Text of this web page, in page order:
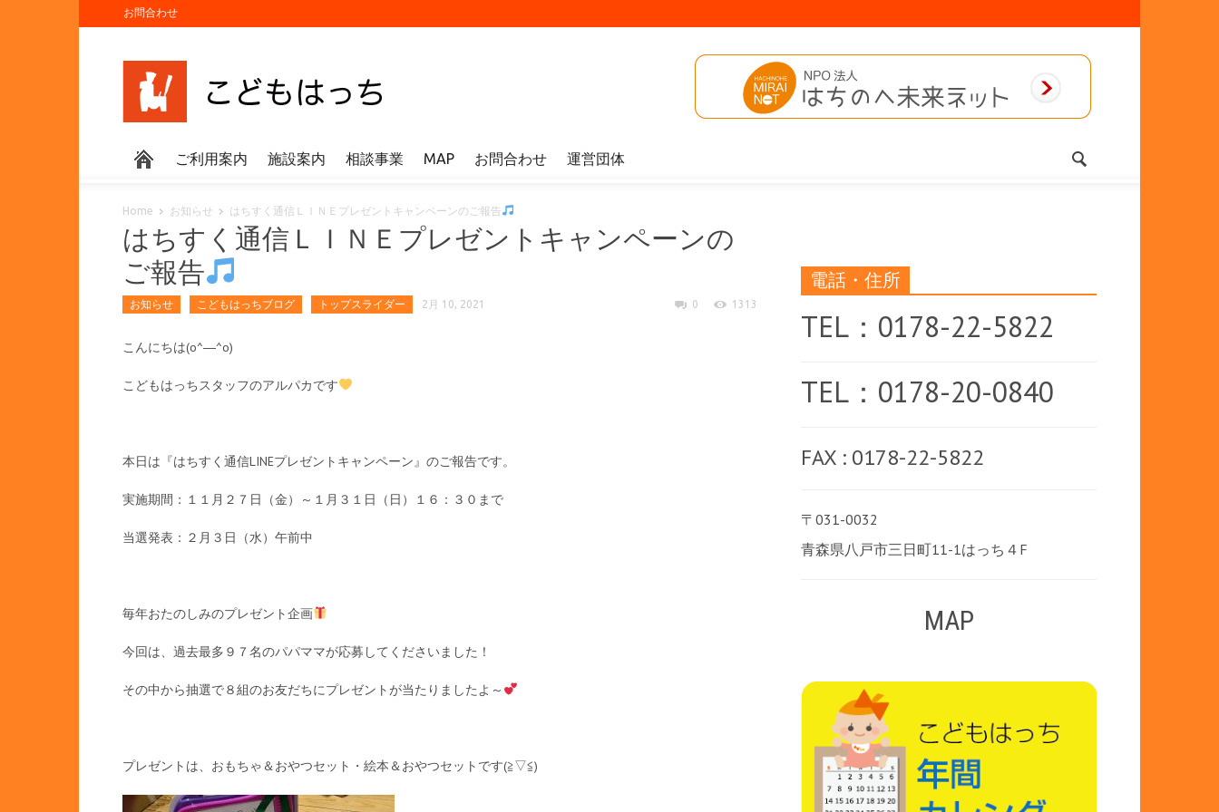
お問合わせ
ご利用案内 施設案内 相談事業 MAP お問合わせ 運営団体
Home お知らせ はちすく通信ＬＩＮＥプレゼントキャンペーンのご報告
はちすく通信ＬＩＮＥプレゼントキャンペーンの
ご報告
お知らせ こどもはっちブログ トップスライダー 2月 10, 2021 0 1313
こんにちは(o^―^o)
こどもはっちスタッフのアルパカです
本日は『はちすく通信LINEプレゼントキャンペーン』のご報告です。
実施期間：１１月２７日（金）～１月３１日（日）１６：３０まで
当選発表：２月３日（水）午前中
毎年おたのしみのプレゼント企画
今回は、過去最多９７名のパパママが応募してくださいました！
その中から抽選で８組のお友だちにプレゼントが当たりましたよ～
プレゼントは、おもちゃ＆おやつセット・絵本＆おやつセットです(≧▽≦)
電話・住所
TEL：0178-22-5822
TEL：0178-20-0840
FAX : 0178-22-5822
〒031-0032
青森県八戸市三日町11-1はっち４F
MAP